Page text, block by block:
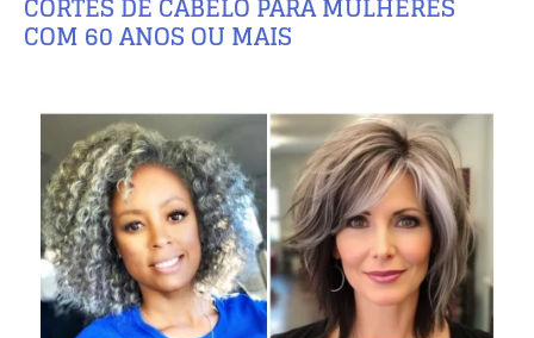
COM 60 ANOS OU MAIS